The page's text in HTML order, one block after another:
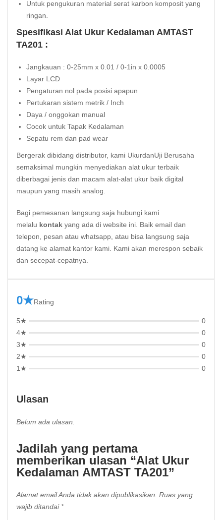
Untuk pengukuran material serat karbon komposit yang
ringan.
Spesifikasi Alat Ukur Kedalaman AMTAST
TA201 :
Jangkauan : 0-25mm x 0.01 / 0-1in x 0.0005
Layar LCD
Pengaturan nol pada posisi apapun
Pertukaran sistem metrik / Inch
Daya / onggokan manual
Cocok untuk Tapak Kedalaman
Sepatu rem dan pad wear
Bergerak dibidang distributor, kami UkurdanUji Berusaha
semaksimal mungkin menyediakan alat ukur terbaik
diberbagai jenis dan macam alat-alat ukur baik digital
maupun yang masih analog.
Bagi pemesanan langsung saja hubungi kami
melalu kontak yang ada di website ini. Baik email dan
telepon, pesan atau whatsapp, atau bisa langsung saja
datang ke alamat kantor kami. Kami akan merespon sebaik
dan secepat-cepatnya.
0★Rating
5★
0
4★
0
3★
0
2★
0
1★
0
Ulasan
Belum ada ulasan.
Jadilah yang pertama
memberikan ulasan “Alat Ukur
Kedalaman AMTAST TA201”
Alamat email Anda tidak akan dipublikasikan. Ruas yang
wajib ditandai *